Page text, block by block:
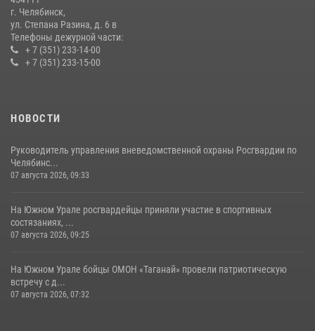
14 июля 2026, 05:15
г. Челябинск,
ул. Степана Разина, д. 6 в
Телефоны дежурной части:
+ 7 (351) 233-14-00
+ 7 (351) 233-15-00
НОВОСТИ
Руководитель управления вневедомственной охраны Росгвардии по
Челябинс...
07 августа 2026, 09:33
На Южном Урале росгвардейцы приняли участие в спортивных
состязаниях, ...
07 августа 2026, 09:25
На Южном Урале бойцы ОМОН «Таганай» провели патриотическую
встречу с д...
07 августа 2026, 07:32